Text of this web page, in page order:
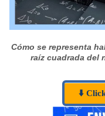
Cómo se representa
raíz cuadrada del
⬇️